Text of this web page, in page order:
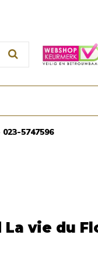
5747596
vie du